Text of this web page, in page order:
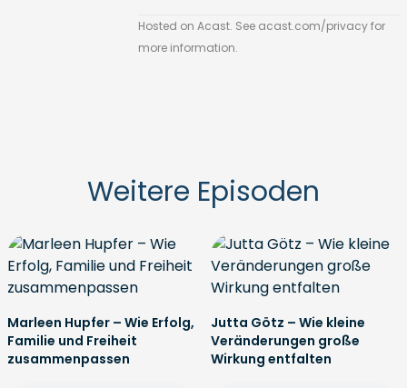
Hosted on Acast. See acast.com/privacyfor
more information.
Weitere Episoden
Marleen Hupfer – Wie Erfolg,
Familie und Freiheit
zusammenpassen
Jutta Götz – Wie kleine
Veränderungen große
Wirkung entfalten